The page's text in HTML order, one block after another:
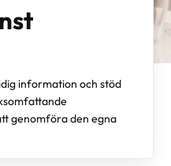
information och stöd
genomföra den egna